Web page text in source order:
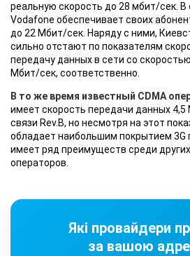
реальную скорость до 28 мбит/сек.
Vodafone обеспечивает своих
до 22 Мбит/сек. Наряду с ними,
сильно отстают по показателям
передачу данных в сети со
Мбит/сек, соответственно.
В то же время известный CDMA
имеет скорость передачи данных
связи Rev.B, но несмотря на этот
обладает наибольшим покрытием 3G
имеет ряд преимуществ среди других
операторов.
Які провайдери
за вашою